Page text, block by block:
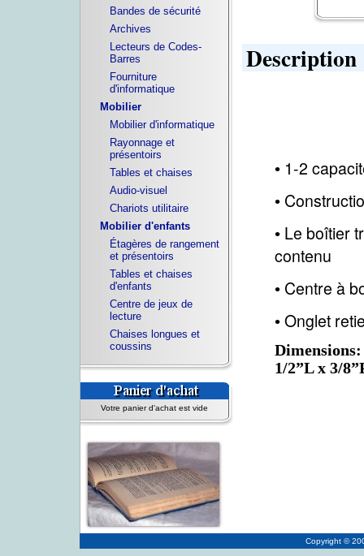
Bandes de sécurité
Archives
Lecteurs de Codes-
Barres
Fourniture
d'informatique
Mobilier
Mobilier d'informatique
Rayonnage et
présentoirs
Tables et chaises
Audio-visuel
Chariots utilitaire
Mobilier d'enfants
Étagères de rangement
et présentoirs
Tables et chaises
d'enfants
Centre de jeux de
lecture
Chaises longues et
coussins
Votre panier d'achat est vide
Description
• 1-2
•
• Le boîtier
contenu
• Centre à
• Onglet
1/2”L x 3/
Copyright ©